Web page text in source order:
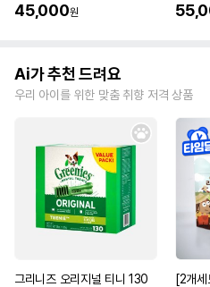
45,000원
Ai가 추천 드려요
우리 아이를 위한 맞춤 취향 저격 상품
그리니즈 오리지널 티니 130
[2개